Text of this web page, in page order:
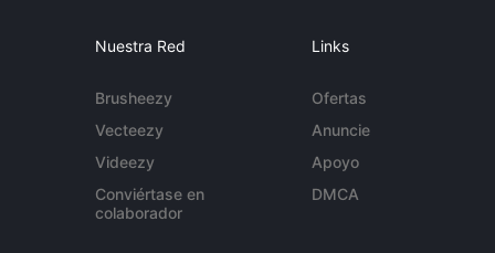
Nuestra Red
Brusheezy
Vecteezy
Videezy
Conviértase en
colaborador
Links
Ofertas
Anuncie
Apoyo
DMCA